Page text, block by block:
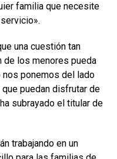
familia que necesite
una cuestión tan
de los menores pueda
ponemos del lado
puedan disfrutar de
subrayado el titular de
trabajando en un